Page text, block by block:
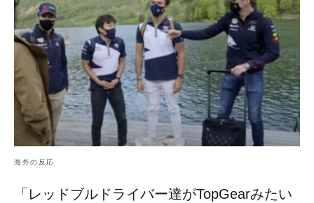
海外の反応
「レッドブルドライバー達がTopGearみたい